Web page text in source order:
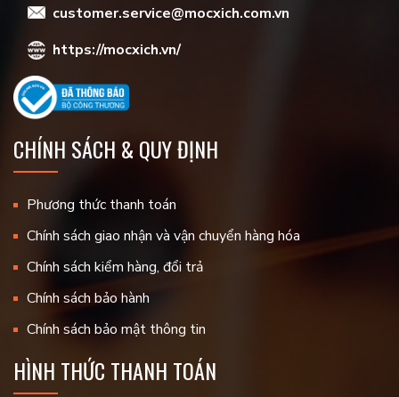
customer.service@mocxich.com.vn
https://mocxich.vn/
CHÍNH SÁCH & QUY ĐỊNH
Phương thức thanh toán
Chính sách giao nhận và vận chuyển hàng hóa
Chính sách kiểm hàng, đổi trả
Chính sách bảo hành
Chính sách bảo mật thông tin
HÌNH THỨC THANH TOÁN